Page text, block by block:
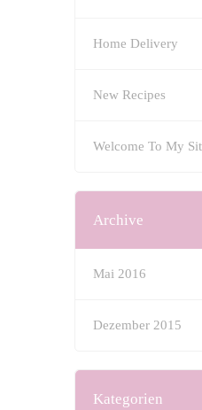
Home Delivery
New Recipes
Welcome To My
Archive
Mai 2016
Dezember 2015
Kategorien